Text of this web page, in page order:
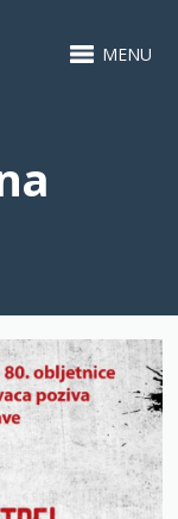
MENU